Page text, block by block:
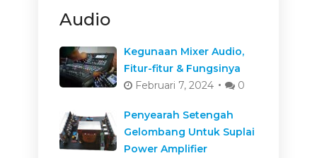
Audio
Kegunaan Mixer Audio,
Fitur-fitur & Fungsinya
Februari 7, 2024
0
Penyearah Setengah
Gelombang Untuk Suplai
Power Amplifier